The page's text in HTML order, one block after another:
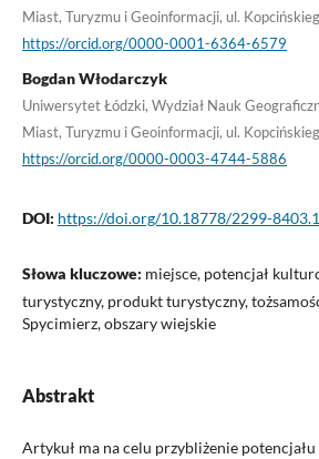
Miast, Turyzmu i Geoinformacji, ul.
https://orcid.org/0000-0001-6364-6579
Bogdan Włodarczyk
Uniwersytet Łódzki, Wydział Nauk
Miast, Turyzmu i Geoinformacji, ul.
https://orcid.org/0000-0003-4744-5886
DOI: https://doi.org/10.18778/2299-
Słowa kluczowe: miejsce, potencjał
turystyczny, produkt turystyczny,
Spycimierz, obszary wiejskie
Abstrakt
Artykuł ma na celu przybliżenie